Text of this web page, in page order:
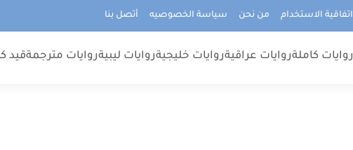
اتفاقية الاستخدام من نحن سياسة الخصوصيه أتصل بنا
روايات كاملةروايات عراقيةروايات خليجيةروايات ليبيةروايات مترجمةقيد